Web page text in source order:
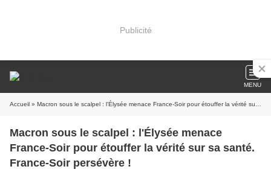
Publicité
MENU
Accueil » Macron sous le scalpel : l'Élysée menace France-Soir pour étouffer la vérité sur sa santé. France-Soir persévère !
Macron sous le scalpel : l'Élysée menace
France-Soir pour étouffer la vérité sur sa santé.
France-Soir persévère !